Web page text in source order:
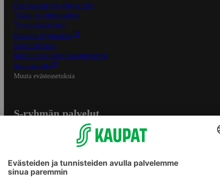
Osuuskauppojen yhteystiedot
Tilaus- ja toimitusehdot
Tietosuojakäytäntö
Palvelun käyttöehdot
Saavutettavuus
Mobiilisovelluksen saavutettavuus
Mainostajalle
Muuta evästeasetuksia
S-ryhmän palvelut
Yhteishyvä Ruoka -sovellus
S-ostoslista -sovellus